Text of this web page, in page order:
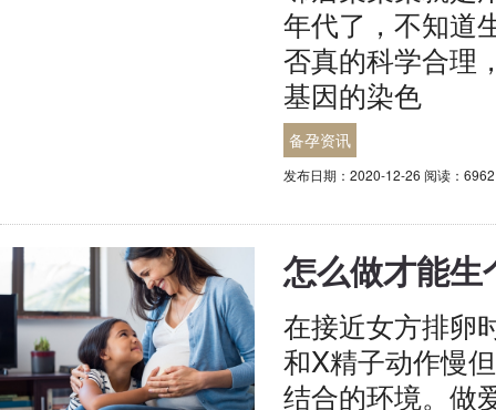
年代了，不知
否真的科学合理
基因的染色
备孕资讯
发布日期：2020-12-26 阅读：
怎么做才能生
在接近女方排卵
和X精子动作慢
结合的环境。做